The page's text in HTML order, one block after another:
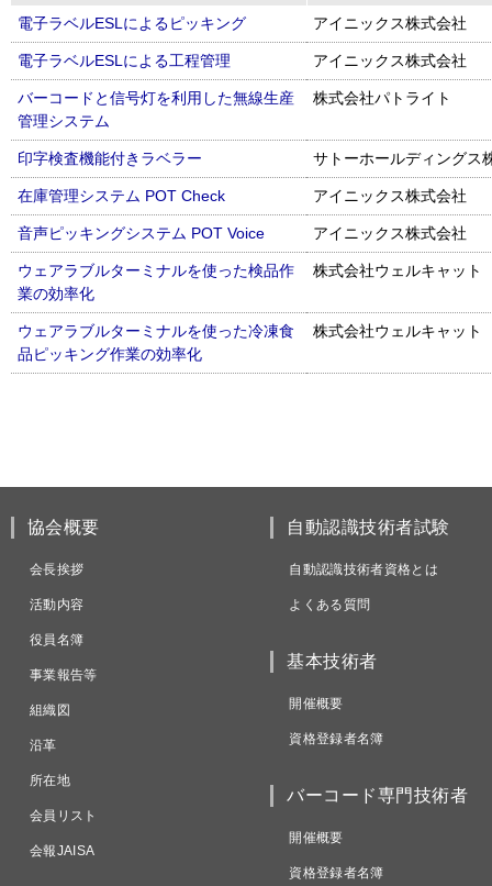
電子ラベルESLによるピッキング
アイニックス株式会社
電子ラベルESLによる工程管理 アイニックス株式会社
バーコードと信号灯を利用した無線生産
管理システム
株式会社パトライト
印字検査機能付きラベラー サトーホールディングス
在庫管理システム POT Check アイニックス株式会社
音声ピッキングシステム POT Voice アイニックス株式会社
ウェアラブルターミナルを使った検品作
業の効率化
株式会社ウェルキャット
ウェアラブルターミナルを使った冷凍食
品ピッキング作業の効率化
株式会社ウェルキャット
協会概要
会長挨拶
活動内容
役員名簿
事業報告等
組織図
沿革
所在地
会員リスト
会報JAISA
自動認識技術者試験
自動認識技術者資格とは
よくある質問
基本技術者
開催概要
資格登録者名簿
バーコード専門技術者
開催概要
資格登録者名簿